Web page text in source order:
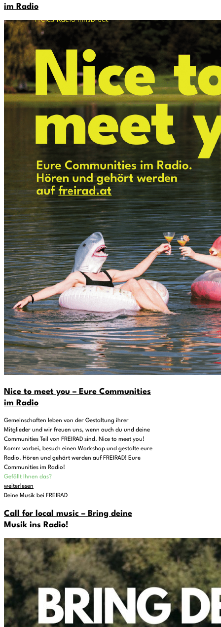
im Radio
Nice to meet you – Eure Communities
im Radio
Gemeinschaften leben von der Gestaltung ihrer
Mitglieder und wir freuen uns, wenn auch du und deine
Communities Teil von FREIRAD sind. Nice to meet you!
Komm vorbei, besuch einen Workshop und gestalte eure
Radio. Hören und gehört werden auf FREIRAD! Eure
Communities im Radio!
Gefällt Ihnen das?
weiterlesen
Deine Musik bei FREIRAD
Call for local music – Bring deine
Musik ins Radio!